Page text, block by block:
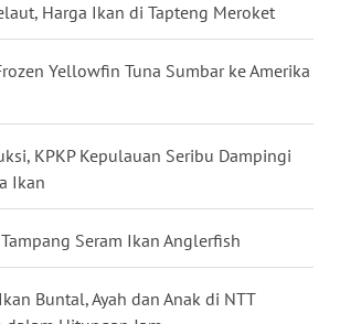
Harga Ikan di Tapteng Meroket
Yellowfin Tuna Sumbar ke Amerika
KPKP Kepulauan Seribu Dampingi
Ikan
Seram Ikan Anglerfish
Buntal, Ayah dan Anak di NTT